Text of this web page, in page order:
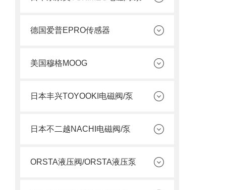
德国爱普EPRO传感器
美国穆格MOOG
日本丰兴TOYOOKI电磁阀/泵
日本不二越NACHI电磁阀/泵
ORSTA液压阀/ORSTA液压泵